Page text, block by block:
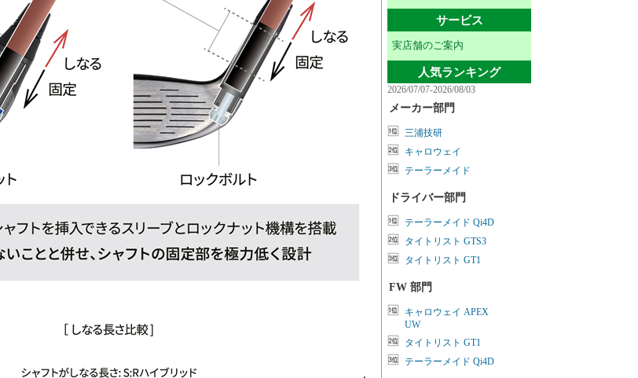
サービス
実店舗のご案内
人気ランキング
2026/07/07-2026/08/03
メーカー部門
三浦技研
キャロウェイ
テーラーメイド
ドライバー部門
テーラーメイド Qi4D
タイトリスト GTS3
タイトリスト GT1
FW 部門
キャロウェイ APEX
UW
タイトリスト GT1
テーラーメイド Qi4D